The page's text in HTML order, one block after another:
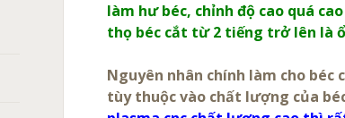
làm hư béc, chỉnh độ cao quá
thọ béc cắt từ 2 tiếng trở lên là
Nguyên nhân chính làm cho béc
tùy thuộc vào chất lượng của